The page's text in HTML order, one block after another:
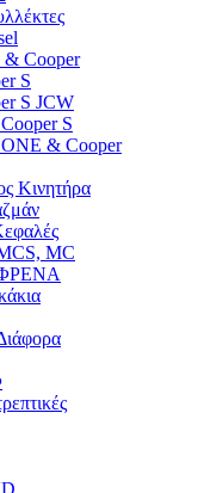
& Cooper
S
S JCW
S
& Cooper
Κινητήρα
MC